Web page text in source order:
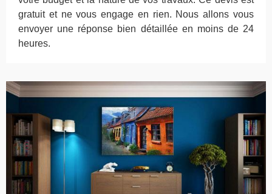
gratuit et ne vous engage en rien. Nous allons vous
envoyer une réponse bien détaillée en moins de 24
heures.